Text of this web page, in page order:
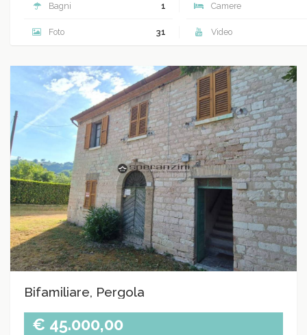
Bagni 1 Camere
Foto 31 Video
Bifamiliare, Pergola
€ 45.000,00